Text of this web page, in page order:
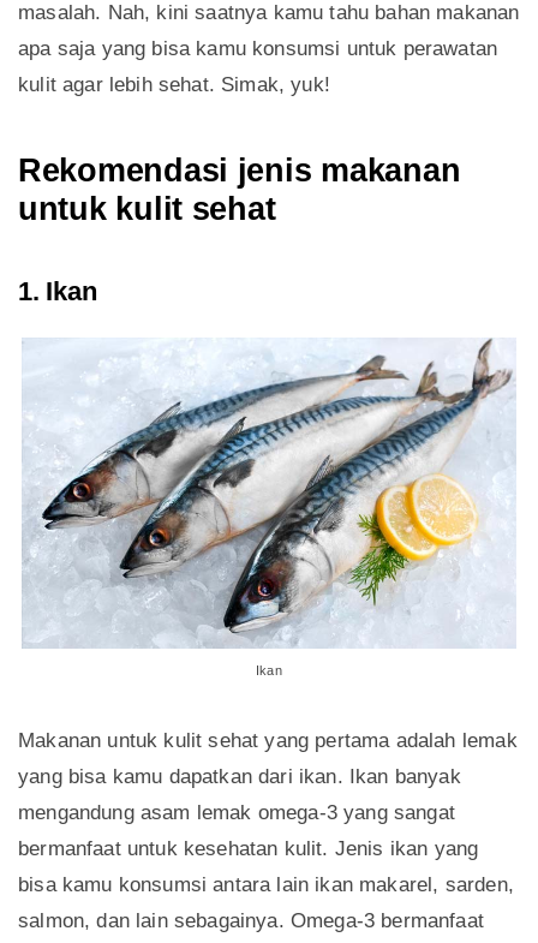
masalah. Nah, kini saatnya kamu tahu bahan makanan
apa saja yang bisa kamu konsumsi untuk perawatan
kulit agar lebih sehat. Simak, yuk!
Rekomendasi jenis makanan
untuk kulit sehat
1. Ikan
Ikan
Makanan untuk kulit sehat yang pertama adalah lemak
yang bisa kamu dapatkan dari ikan. Ikan banyak
mengandung asam lemak omega-3 yang sangat
bermanfaat untuk kesehatan kulit. Jenis ikan yang
bisa kamu konsumsi antara lain ikan makarel, sarden,
salmon, dan lain sebagainya. Omega-3 bermanfaat